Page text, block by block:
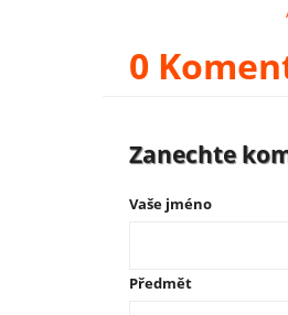
0
Zanechte
Vaše jméno
Předmět